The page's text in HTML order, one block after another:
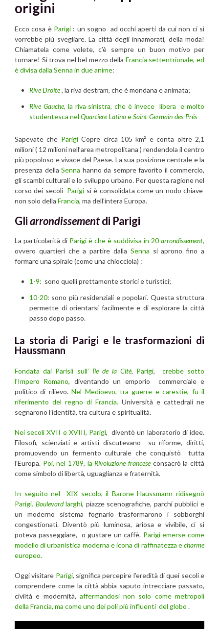
origini
Ecco cosa è Parigi : un sogno ad occhi aperti da cui non ci si
vorrebbe più svegliare. La città degli innamorati, della moda!
Chiamatela come volete, c’è sempre un buon motivo per
tornare! Si trova nel bel mezzo della Francia settentrionale, ed
è divisa dalla Senna in due anime:
Rive Droite, la riva destram, che è mondana e animata;
Rive Gauche, la riva sinistra, che è invece libera e molto
studentesca nel Quartiere LatinoeSaint-Germain-des-Prés
Sapevate che ParigiCopre circa 105 km² e conta oltre 2,1
milioni ( 12 milioni nell’area metropolitana ) rendendola il centro
più popoloso e vivace del Paese. La sua posizione centrale e la
presenza della Senna hanno da sempre favorito il commercio,
gli scambi culturali e lo sviluppo urbano. Per questa ragione nel
corso dei secoli Parigi si è consolidata come un nodo chiave
non solo della Francia, ma dell’intera Europa.
Gliarrondissementdi Parigi
La particolarità di Parigi è che è suddivisa in 20 arrondissement,
ovvero quartieri che a partire dalla Senna si aprono fino a
formare una spirale (come una chiocciola) :
1-9: sono quelli prettamente storici e turistici;
10-20: sono più residenziali e popolari. Questa struttura
permette di orientarsi facilmente e di esplorare la città
passo dopo passo.
La storia di Parigi e le trasformazioni di
Haussmann
Fondata dai Parisii sull’ Île de la Cité, Parigi, crebbe sotto
l’Impero Romano, diventando un emporio commerciale e
politico di rilievo.Nel Medioevo, tra guerre e carestie, fu il
riferimento del regno di Francia. Università e cattedrali ne
segnarono l’identità, tra cultura e spiritualità.
Nei secoli XVII e XVIII, Parigi, diventò un laboratorio di idee.
Filosofi, scienziati e artisti discutevano su riforme, diritti,
promuovendo un fermento culturale che conquistò tutta
l’Europa. Poi, nel 1789, la Rivoluzione franceseconsacrò la città
come simbolo di libertà, uguaglianza e fraternità.
In seguito nel XIX secolo, il Barone Haussmann ridisegnò
Parigi. Boulevardlarghi, piazze scenografiche, parchi pubblici e
un moderno sistema fognario trasformarono i sobborghi
congestionati. Diventò più luminosa, ariosa e vivibile, ci si
poteva passeggiare, o gustare un caffè. Parigi emerse come
modello di urbanistica moderna e icona di raffinatezza echarme
europeo.
Oggi visitare Parigi, significa percepire l’eredità di quei secoli e
comprendere come la città abbia saputo intrecciare passato,
civiltà e modernità, affermandosi non solo come metropoli
della Francia, ma come uno dei poli più influenti del globo .